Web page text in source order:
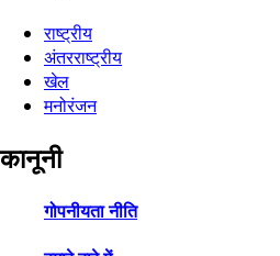
राष्ट्रीय
अंतरराष्ट्रीय
खेल
मनोरंजन
कानूनी
गोपनीयता नीति